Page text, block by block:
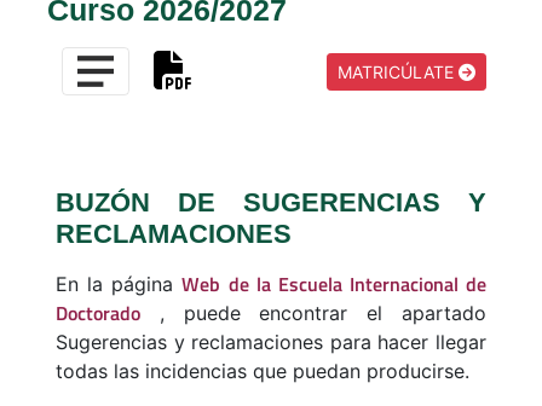
Curso 2026/2027
MATRICÚLATE
BUZÓN DE SUGERENCIAS Y
RECLAMACIONES
En la páginaWeb de la Escuela Internacional de
Doctorado , puede encontrar el apartado
Sugerencias y reclamaciones para hacer llegar
todas las incidencias que puedan producirse.